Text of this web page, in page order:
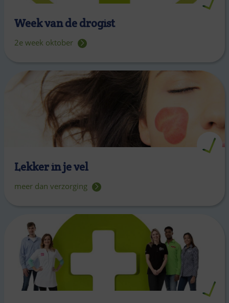
Week van de drogist
2e week oktober
Lekker in je vel
meer dan verzorging